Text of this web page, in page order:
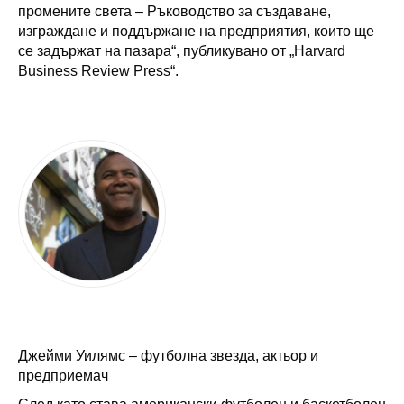
промените света – Ръководство за създаване,
изграждане и поддържане на предприятия, които ще
се задържат на пазара“, публикувано от „Harvard
Business Review Press“.
Джейми Уилямс – футболна звезда, актьор и
предприемач